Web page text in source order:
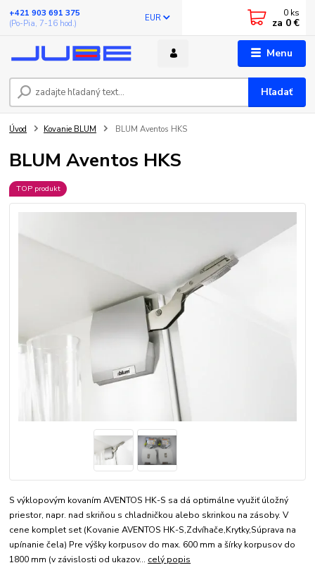
Menu
EUR
Hľadať
+421 903 691 375
(Po-Pia, 7-16 hod.)
0 ks
za 0 €
Úvod Kovanie BLUM BLUM Aventos HKS
BLUM Aventos HKS
TOP produkt
S výklopovým kovaním AVENTOS HK-S sa dá optimálne využiť úložný
priestor, napr. nad skriňou s chladničkou alebo skrinkou na zásoby. V
cene komplet set (Kovanie AVENTOS HK-S,Zdvíhače,Krytky,Súprava na
upínanie čela) Pre výšky korpusov do max. 600 mm a šírky korpusov do
1800 mm (v závislosti od ukazov... celý popis